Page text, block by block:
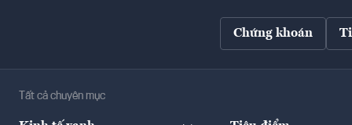
Chứng khoán
Tất cả chuyên mục